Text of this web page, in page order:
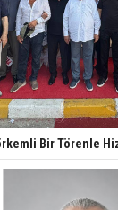
Bir Törenle